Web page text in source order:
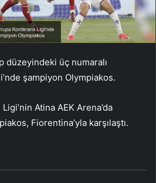
düzeyindeki üç numaralı
şampiyon Olympiakos.
Atina AEK Arena’da
Fiorentina’yla karşılaştı.